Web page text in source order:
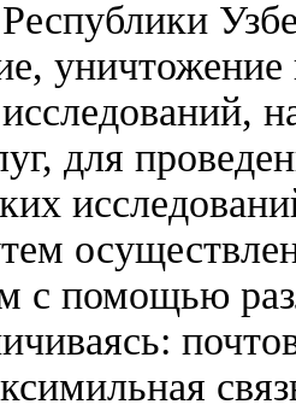
для
с помощью